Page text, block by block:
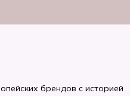
брендов с историей